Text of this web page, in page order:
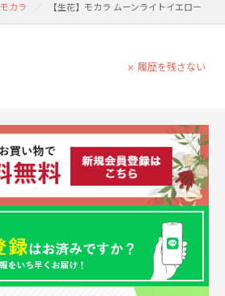
モカラ 【生花】モカラ ムーンライトイエロー
履歴を残さない